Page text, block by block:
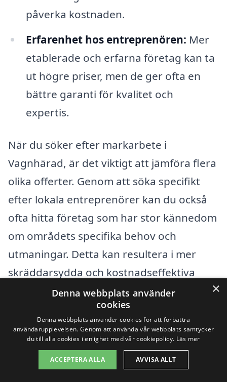
påverka kostnaden.
Erfarenhet hos entreprenören: Mer
etablerade och erfarna företag kan ta
ut högre priser, men de ger ofta en
bättre garanti för kvalitet och
expertis.
När du söker efter markarbete i
Vagnhärad, är det viktigt att jämföra flera
olika offerter. Genom att söka specifikt
efter lokala entreprenörer kan du också
ofta hitta företag som har stor kännedom
om områdets specifika behov och
utmaningar. Detta kan resultera i mer
skräddarsydda och kostnadseffektiva
lösningar för just ditt projekt. Använd
plattformar som markarbete-pris.se för
att få kontakt med pålitliga företag som
kan ge dig de bästa erbjudandena och
expertråden för ditt markarbete.
×
Denna webbplats använder
cookies
Denna webbplats använder cookies för att förbättra
användarupplevelsen. Genom att använda vår webbplats samtycker
du till alla cookies i enlighet med vår cookiepolicy. Läs mer
ACCEPTERA ALLA AVVISA ALLT